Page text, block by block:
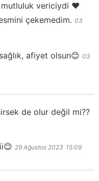
vericiydi ❤️
çekemedim. 03
afiyet olsun😊 03
de olur değil mi??
29 Ağustos 2023 15:09